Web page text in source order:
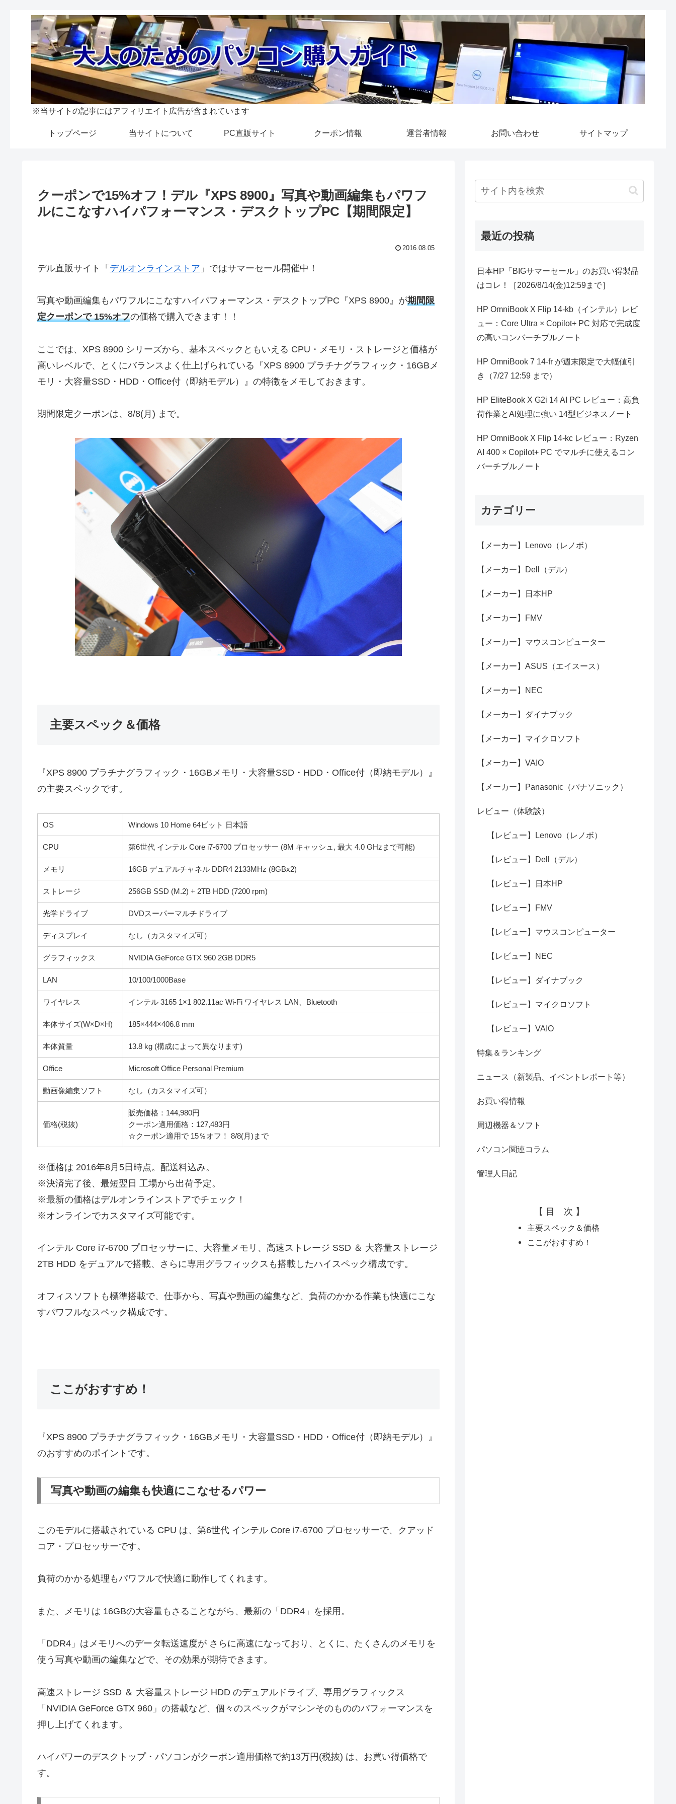
※当サイトの記事にはアフィリエイト広告が含まれています
トップページ 当サイトについて PC直販サイト クーポン情報 運営者情報 お問い合わせ サイトマップ
クーポンで15%オフ！デル『XPS 8900』写真や動画編集もパワフ
ルにこなすハイパフォーマンス・デスクトップPC【期間限定】
2016.08.05
デル直販サイト「 デルオンラインストア 」ではサマーセール開催中！
写真や動画編集もパワフルにこなすハイパフォーマンス・デスクトップPC『XPS 8900』が期間限
定クーポンで 15%オフの価格で購入できます！！
ここでは、XPS 8900 シリーズから、基本スペックともいえる CPU・メモリ・ストレージと価格が
高いレベルで、とくにバランスよく仕上げられている『XPS 8900 プラチナグラフィック・16GBメ
モリ・大容量SSD・HDD・Office付（即納モデル）』の特徴をメモしておきます。
期間限定クーポンは、8/8(月) まで。
主要スペック＆価格
『XPS 8900 プラチナグラフィック・16GBメモリ・大容量SSD・HDD・Office付（即納モデル）』
の主要スペックです。
OS Windows 10 Home 64ビット 日本語
CPU 第6世代 インテル Core i7-6700 プロセッサー (8M キャッシュ, 最大 4.0 GHzまで可能)
メモリ 16GB デュアルチャネル DDR4 2133MHz (8GBx2)
ストレージ 256GB SSD (M.2) + 2TB HDD (7200 rpm)
光学ドライブ DVDスーパーマルチドライブ
ディスプレイ なし（カスタマイズ可）
グラフィックス NVIDIA GeForce GTX 960 2GB DDR5
LAN 10/100/1000Base
ワイヤレス インテル 3165 1×1 802.11ac Wi-Fi ワイヤレス LAN、Bluetooth
本体サイズ(W×D×H) 185×444×406.8 mm
本体質量 13.8 kg (構成によって異なります)
Office Microsoft Office Personal Premium
動画像編集ソフト なし（カスタマイズ可）
価格(税抜)
販売価格：144,980円
クーポン適用価格：127,483円
☆クーポン適用で 15％オフ！ 8/8(月)まで
※価格は 2016年8月5日時点。配送料込み。
※決済完了後、最短翌日 工場から出荷予定。
※最新の価格はデルオンラインストアでチェック！
※オンラインでカスタマイズ可能です。
インテル Core i7-6700 プロセッサーに、大容量メモリ、高速ストレージ SSD ＆ 大容量ストレージ
2TB HDD をデュアルで搭載、さらに専用グラフィックスも搭載したハイスペック構成です。
オフィスソフトも標準搭載で、仕事から、写真や動画の編集など、負荷のかかる作業も快適にこな
すパワフルなスペック構成です。
ここがおすすめ！
『XPS 8900 プラチナグラフィック・16GBメモリ・大容量SSD・HDD・Office付（即納モデル）』
のおすすめのポイントです。
写真や動画の編集も快適にこなせるパワー
このモデルに搭載されている CPU は、第6世代 インテル Core i7-6700 プロセッサーで、クアッド
コア・プロセッサーです。
負荷のかかる処理もパワフルで快適に動作してくれます。
また、メモリは 16GBの大容量もさることながら、最新の「DDR4」を採用。
「DDR4」はメモリへのデータ転送速度が さらに高速になっており、とくに、たくさんのメモリを
使う写真や動画の編集などで、その効果が期待できます。
高速ストレージ SSD ＆ 大容量ストレージ HDD のデュアルドライブ、専用グラフィックス
「NVIDIA GeForce GTX 960」の搭載など、個々のスペックがマシンそのもののパフォーマンスを
押し上げてくれます。
ハイパワーのデスクトップ・パソコンがクーポン適用価格で約13万円(税抜) は、お買い得価格で
す。
最近の投稿
日本HP「BIGサマーセール」のお買い得製品
はコレ！［2026/8/14(金)12:59まで］
HP OmniBook X Flip 14-kb（インテル）レビ
ュー：Core Ultra × Copilot+ PC 対応で完成度
の高いコンバーチブルノート
HP OmniBook 7 14-fr が週末限定で大幅値引
き（7/27 12:59 まで）
HP EliteBook X G2i 14 AI PC レビュー：高負
荷作業とAI処理に強い 14型ビジネスノート
HP OmniBook X Flip 14-kc レビュー：Ryzen
AI 400 × Copilot+ PC でマルチに使えるコン
バーチブルノート
カテゴリー
【メーカー】Lenovo（レノボ）
【メーカー】Dell（デル）
【メーカー】日本HP
【メーカー】FMV
【メーカー】マウスコンピューター
【メーカー】ASUS（エイスース）
【メーカー】NEC
【メーカー】ダイナブック
【メーカー】マイクロソフト
【メーカー】VAIO
【メーカー】Panasonic（パナソニック）
レビュー（体験談）
【レビュー】Lenovo（レノボ）
【レビュー】Dell（デル）
【レビュー】日本HP
【レビュー】FMV
【レビュー】マウスコンピューター
【レビュー】NEC
【レビュー】ダイナブック
【レビュー】マイクロソフト
【レビュー】VAIO
特集＆ランキング
ニュース（新製品、イベントレポート等）
お買い得情報
周辺機器＆ソフト
パソコン関連コラム
管理人日記
【 目 次 】
主要スペック＆価格
ここがおすすめ！